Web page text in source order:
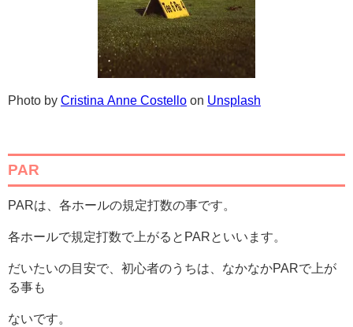
Photo by Cristina Anne Costello on Unsplash
PAR
PARは、各ホールの規定打数の事です。
各ホールで規定打数で上がるとPARといいます。
だいたいの目安で、初心者のうちは、なかなかPARで上が
る事も
ないです。